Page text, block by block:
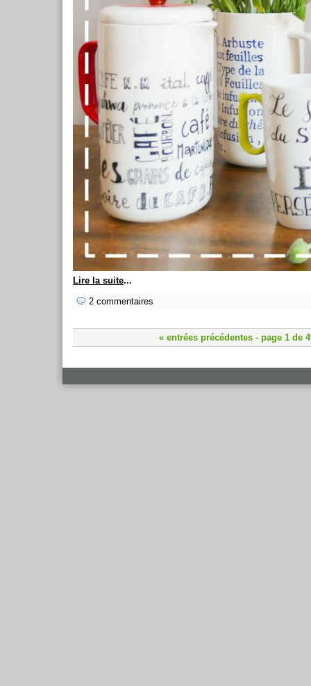
Lire la suite...
2 commentaires
« entrées précédentes - page 1 de